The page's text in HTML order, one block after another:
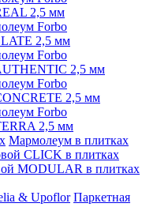
2,5 мм
Forbo
2,5 мм
Forbo
2,5 мм
Forbo
2,5 мм
Forbo
2,5 мм
Мармолеум в плитках
CLICK в плитках
MODULAR в плитках
Паркетная